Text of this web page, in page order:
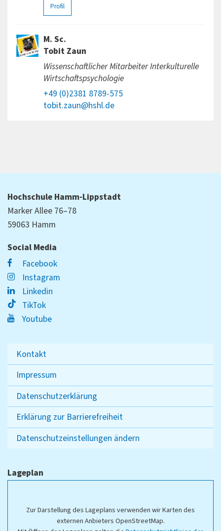
Profil
M. Sc.
Tobit Zaun
Wissenschaftlicher Mitarbeiter Interkulturelle
Wirtschaftspsychologie
+49 (0)2381 8789-575
tobit.zaun@hshl.de
Hochschule Hamm-Lippstadt
Marker Allee 76–78
59063 Hamm
Social Media
Facebook
Instagram
Linkedin
TikTok
Youtube
Kontakt
Impressum
Datenschutzerklärung
Erklärung zur Barrierefreiheit
Datenschutzeinstellungen ändern
Lageplan
Zur Darstellung des Lageplans verwenden wir Karten des
externen Anbieters OpenStreetMap.